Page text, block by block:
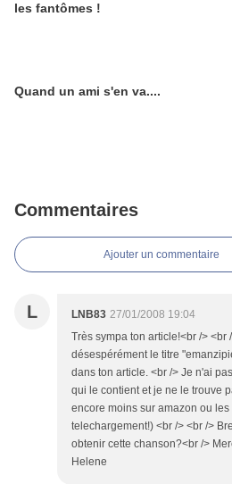
les fantômes !
Quand un ami s'en va....
Commentaires
Ajouter un commentaire
L LNB83 27/01/2008 19:04
Très sympa ton article!<br /> <br
désespérément le titre
dans ton article. <br /> Je n'ai
qui le contient et je ne le trouve
encore moins sur amazon ou les
telechargement!) <br /> <br />
obtenir cette chanson?<br />
Helene